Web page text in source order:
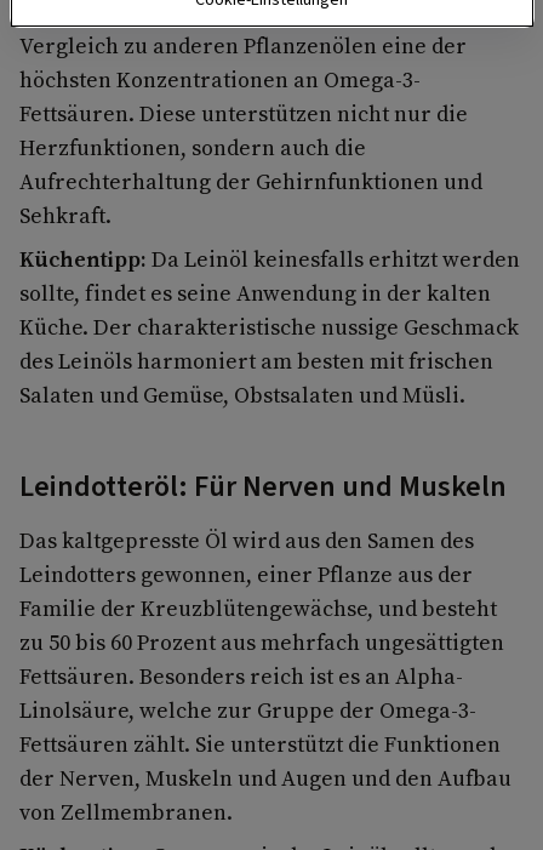
Das aus Leinsamen gewonnene Öl enthält im
Vergleich zu anderen Pflanzenölen eine der
höchsten Konzentrationen an Omega-3-
Fettsäuren. Diese unterstützen nicht nur die
Herzfunktionen, sondern auch die
Aufrechterhaltung der Gehirnfunktionen und
Sehkraft.
Küchentipp: Da Leinöl keinesfalls erhitzt werden
sollte, findet es seine Anwendung in der kalten
Küche. Der charakteristische nussige Geschmack
des Leinöls harmoniert am besten mit frischen
Salaten und Gemüse, Obstsalaten und Müsli.
Leindotteröl: Für Nerven und Muskeln
Das kaltgepresste Öl wird aus den Samen des
Leindotters gewonnen, einer Pflanze aus der
Familie der Kreuzblütengewächse, und besteht
zu 50 bis 60 Prozent aus mehrfach ungesättigten
Fettsäuren. Besonders reich ist es an Alpha-
Linolsäure, welche zur Gruppe der Omega-3-
Fettsäuren zählt. Sie unterstützt die Funktionen
der Nerven, Muskeln und Augen und den Aufbau
von Zellmembranen.